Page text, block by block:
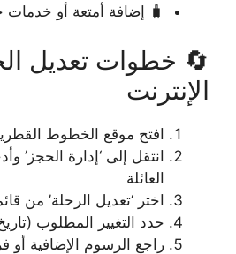
🧳 إضافة أمتعة أو خدمات
🔄 خطوات تعديل
الإنترنت
افتح موقع الخطوط
العائلة
اختر ‘تعديل الرحلة’ من
حدد التغيير المطلوب
راجع الرسوم الإضافية